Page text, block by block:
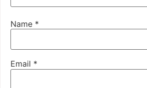
Name *
Email *